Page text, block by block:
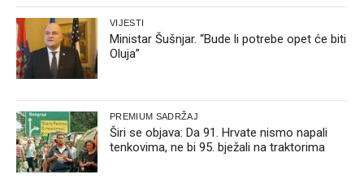
VIJESTI
Ministar Šušnjar. “Bude li potrebe opet će biti
Oluja”
PREMIUM SADRŽAJ
Širi se objava: Da 91. Hrvate nismo napali
tenkovima, ne bi 95. bježali na traktorima